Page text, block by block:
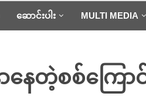
ဆောင်းပါး MULTI MEDIA
ေတဲ့စစ်ကြော